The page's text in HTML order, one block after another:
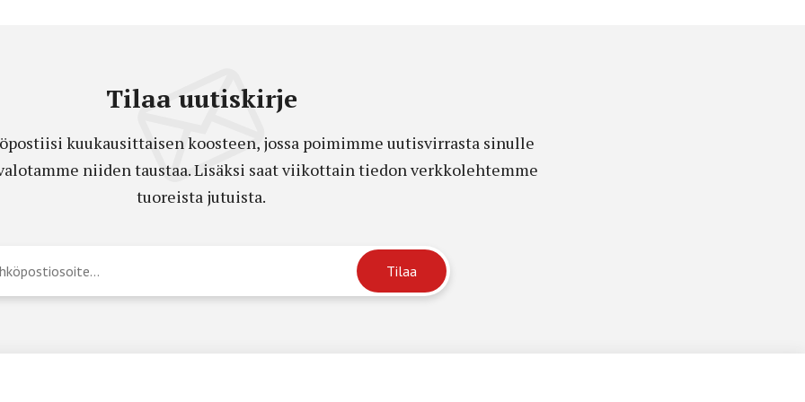
Tilaa uutiskirje
kuukausittaisen koosteen, jossa poimimme uutisvirrasta sinulle
niiden taustaa. Lisäksi saat viikottain tiedon verkkolehtemme
tuoreista jutuista.